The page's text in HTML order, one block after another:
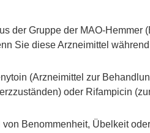
der Gruppe der MAO-
Sie diese Arzneimittel
(Arzneimittel zur
oder Rifampicin
Benommenheit, Übelkeit